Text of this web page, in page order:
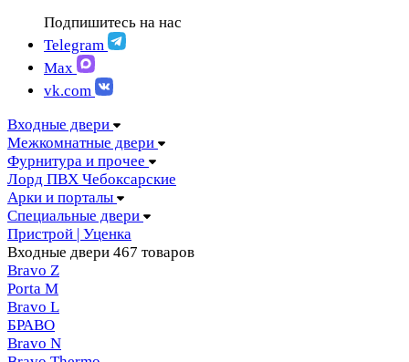
ЛОРД Чебоксары
Складные двери
Скрытые двери
FELICIA | Феличия
FUTURISTIC | Футуристик
ITALY | Италия
KANTRI | Кантри
LUMI LINE | Люми лайн
MIA MARIA | Мия Мария
MILETTI | Милетти
MODERN | Модерн
MOLLE | Молле
MONTE | Монте
PRIMA | Прима
RENAISSANCE | Ренессанс
RILIEVO | Рильево
STYLE | Стайл
TECHNO | Техно
TOCCO | ТОККО
VILLA KANTRI | Вилла кантри
Подпишитесь на нас
Telegram
Max
vk.com
Входные двери
Межкомнатные двери
Фурнитура и прочее
Лорд ПВХ Чебоксарские
Арки и порталы
Специальные двери
Пристрой | Уценка
Входные двери 467 товаров
Bravo Z
Porta М
Bravo L
БРАВО
Bravo N